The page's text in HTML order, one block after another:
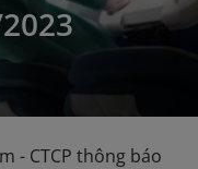
- CTCP thông báo